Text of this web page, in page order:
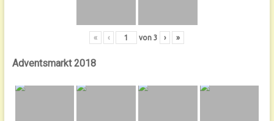
« ‹ von3 › »
Adventsmarkt 2018